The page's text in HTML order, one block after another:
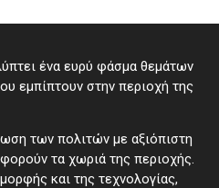
ένα ευρύ φάσμα θεμάτων
εμπίπτουν στην περιοχή της
των πολιτών με αξιόπιστη
τα χωριά της περιοχής.
και της τεχνολογίας,